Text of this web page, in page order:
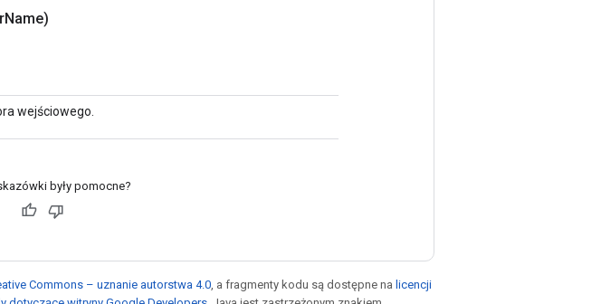
Name)
wejściowego.
były pomocne?
Commons – uznanie autorstwa 4.0 , a fragmenty kodu są dostępne na licencji